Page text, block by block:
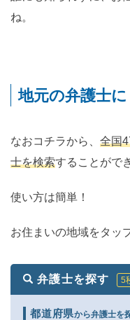
ね。
地元の弁護士
なおコチラから、 全国
士を検索することがで
使い方は簡単！
お住まいの地域をタッ
弁護士を探す 5
都道府県から弁護士を